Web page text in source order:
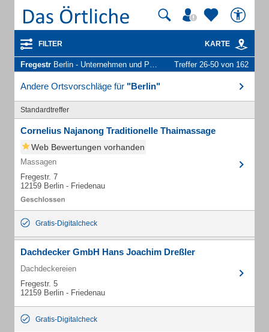
FILTER KARTE
Fregestr Berlin - Unternehmen und Personen Treffer 26-50 von 162
Andere Ortsvorschläge für "Berlin"
Standardtreffer
Cornelius Najanong Traditionelle Thaimassage
Web Bewertungen vorhanden
Massagen
Fregestr. 7
12159 Berlin - Friedenau
Gratis-Digitalcheck
Dachdecker GmbH Hans Joachim Dreßler
Dachdeckereien
Fregestr. 5
12159 Berlin - Friedenau
Gratis-Digitalcheck